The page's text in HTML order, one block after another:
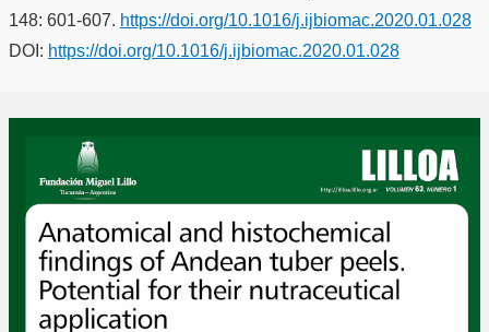
148: 601-607. https://doi.org/10.1016/j.ijbiomac.2020.01.028
DOI: https://doi.org/10.1016/j.ijbiomac.2020.01.028